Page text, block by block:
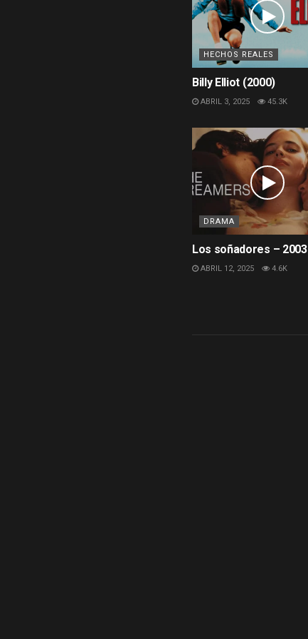
HECHOS REALES
Billy Elliot (2000)
ABRIL 3, 2025 45.3K
DRAMA
Los soñadores – 2003
ABRIL 12, 2025 4.6K